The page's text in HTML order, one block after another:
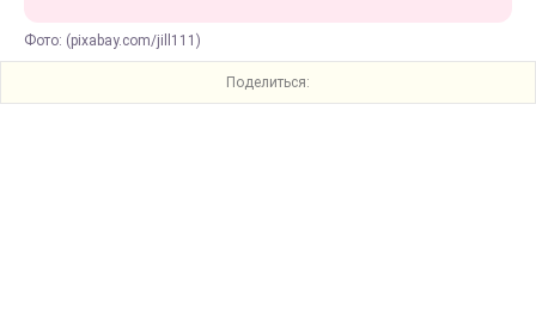
Фото: (pixabay.com/jill111)
Поделиться: